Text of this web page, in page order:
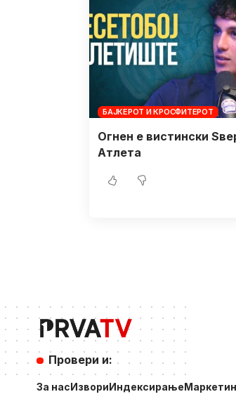
БАЈКЕРОТ И КРОСФИТЕРОТ
Огнен е вистински
Атлета
Провери и:
За насИзвориИндексирање